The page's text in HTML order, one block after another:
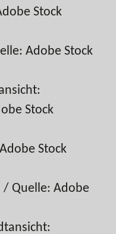
Stock
Adobe Stock
Stock
Stock
Quelle: Adobe